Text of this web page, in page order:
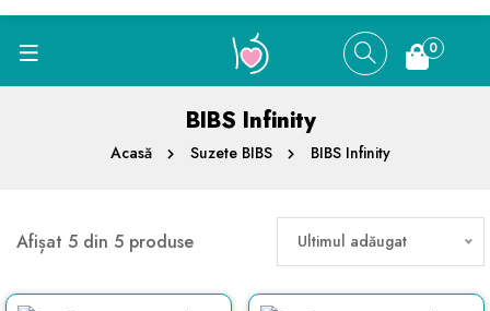
0
BIBS Infinity
Acasă Suzete BIBS BIBS Infinity
Afișat 5 din 5 produse Ultimul adăugat